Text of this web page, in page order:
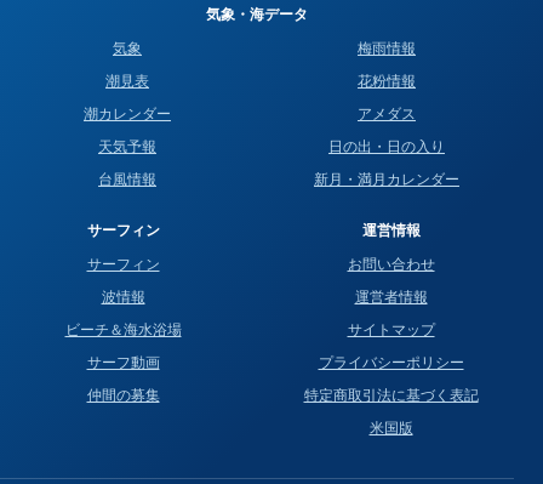
気象・海データ
気象
潮見表
潮カレンダー
天気予報
台風情報
梅雨情報
花粉情報
アメダス
日の出・日の入り
新月・満月カレンダー
サーフィン
サーフィン
波情報
ビーチ＆海水浴場
サーフ動画
仲間の募集
運営情報
お問い合わせ
運営者情報
サイトマップ
プライバシーポリシー
特定商取引法に基づく表記
米国版